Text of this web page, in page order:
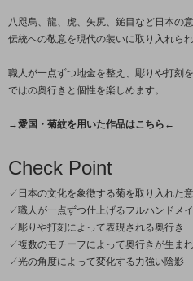
八咫烏、龍、虎、矢尻、鎚目など日本の
伝統への敬意を現代の装いに取り入れら
職人が一点ずつ地金を整え、彫りや打刻
ではの奥行きと個性を楽しめます。
→愛国・菊紋を用いた作品はこちら←
Check Point
✓日本の文化を象徴する菊を取り入れた
✓職人が一点ずつ仕上げるフルハンドメ
✓彫りや打刻によって表現される奥行き
✓複数のモチーフによって奥行きが生ま
✓光の角度によって変化する力強い陰影